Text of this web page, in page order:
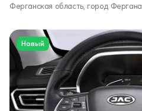
Ферганская область, город Фергана
Новый